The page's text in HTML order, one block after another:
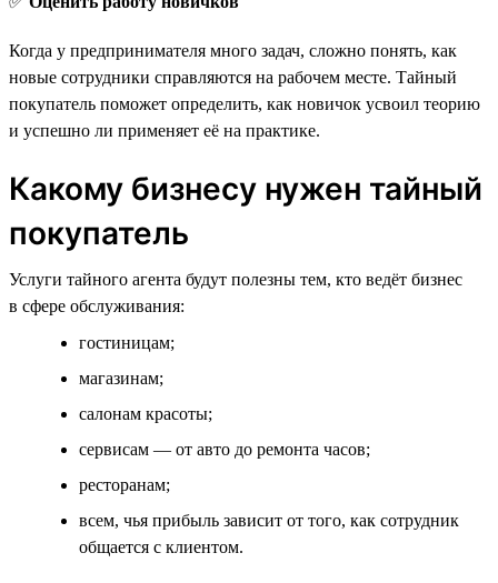
Когда у предпринимателя много задач, сложно понять, как
новые сотрудники справляются на рабочем месте. Тайный
покупатель поможет определить, как новичок усвоил теорию
и успешно ли применяет её на практике.
Какому бизнесу нужен тайный
покупатель
Услуги тайного агента будут полезны тем, кто ведёт бизнес
в сфере обслуживания:
гостиницам;
магазинам;
салонам красоты;
сервисам — от авто до ремонта часов;
ресторанам;
всем, чья прибыль зависит от того, как сотрудник
общается с клиентом.